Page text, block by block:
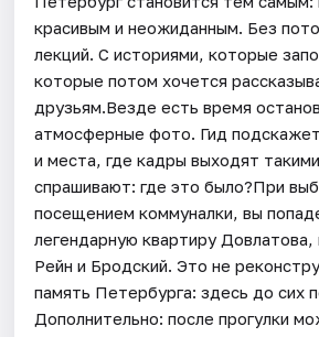
красивым и неожиданным. Без
лекций. С историями, которые
которые потом хочется
друзьям.Везде есть время
атмосферные фото. Гид
и места, где кадры выходят
спрашивают: где это было?При
посещением коммуналки, вы
легендарную квартиру Довлатова,
Рейн и Бродский. Это не
память Петербурга: здесь до сих
Дополнительно: после прогулки